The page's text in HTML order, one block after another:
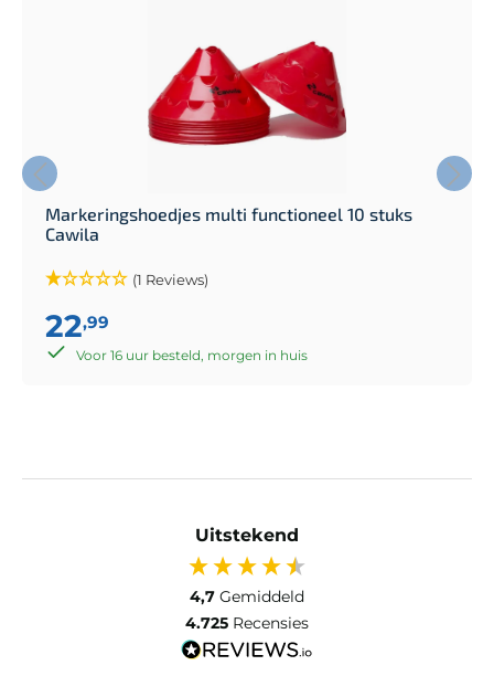
Markeringshoedjes multi functioneel 10 stuks
Cawila
(1 Reviews)
22,99
Voor 16 uur besteld, morgen in huis
Uitstekend
4,7 Gemiddeld
4.725 Recensies